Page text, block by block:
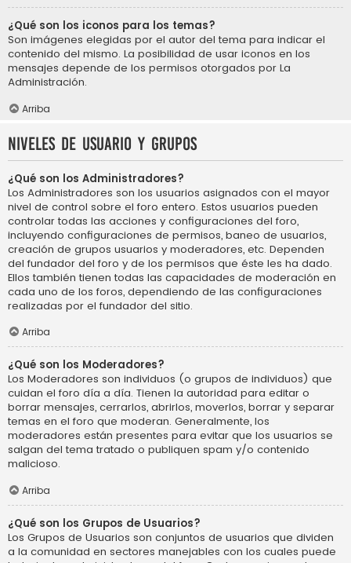
¿Qué son los iconos para los temas?
Son imágenes elegidas por el autor del tema para indicar el
contenido del mismo. La posibilidad de usar iconos en los
mensajes depende de los permisos otorgados por La
Administración.
Arriba
Niveles de usuario y grupos
¿Qué son los Administradores?
Los Administradores son los usuarios asignados con el mayor
nivel de control sobre el foro entero. Estos usuarios pueden
controlar todas las acciones y configuraciones del foro,
incluyendo configuraciones de permisos, baneo de usuarios,
creación de grupos usuarios y moderadores, etc. Dependen
del fundador del foro y de los permisos que éste les ha dado.
Ellos también tienen todas las capacidades de moderación en
cada uno de los foros, dependiendo de las configuraciones
realizadas por el fundador del sitio.
Arriba
¿Qué son los Moderadores?
Los Moderadores son individuos (o grupos de individuos) que
cuidan el foro día a día. Tienen la autoridad para editar o
borrar mensajes, cerrarlos, abrirlos, moverlos, borrar y separar
temas en el foro que moderan. Generalmente, los
moderadores están presentes para evitar que los usuarios se
salgan del tema tratado o publiquen spam y/o contenido
malicioso.
Arriba
¿Qué son los Grupos de Usuarios?
Los Grupos de Usuarios son conjuntos de usuarios que dividen
a la comunidad en sectores manejables con los cuales puede